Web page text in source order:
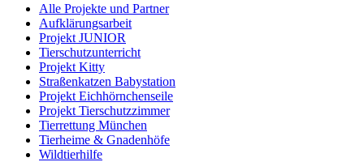
Alle Projekte und Partner
Aufklärungsarbeit
Projekt JUNIOR
Tierschutzunterricht
Projekt Kitty
Straßenkatzen Babystation
Projekt Eichhörnchenseile
Projekt Tierschutzzimmer
Tierrettung München
Tierheime & Gnadenhöfe
Wildtierhilfe